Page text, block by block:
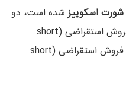
شورت اسکوییز شده است، دو
معیار وجود دارد. اولین مورد بهره فروش استقراضی (short
interest) و دومین معیار نرخ بهره فروش استقراضی (short